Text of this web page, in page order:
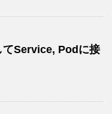
Service, Podに接